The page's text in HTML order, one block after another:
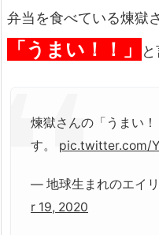
弁当を食べている煉獄
「うまい！！」
煉獄さんの「うまい
す。 pic.twitter.com/
— 地球生まれのエイ
r 19, 2020